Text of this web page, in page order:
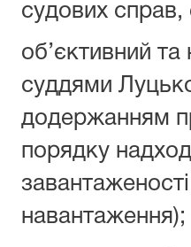
судових справ,
об’єктивний
суддями
додержанням
порядку
навантаження);